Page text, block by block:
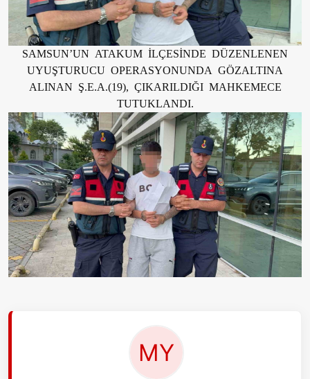
SAMSUN’UN ATAKUM İLÇESİNDE DÜZENLENEN
UYUŞTURUCU OPERASYONUNDA GÖZALTINA
ALINAN Ş.E.A.(19), ÇIKARILDIĞI MAHKEMECE
TUTUKLANDI.